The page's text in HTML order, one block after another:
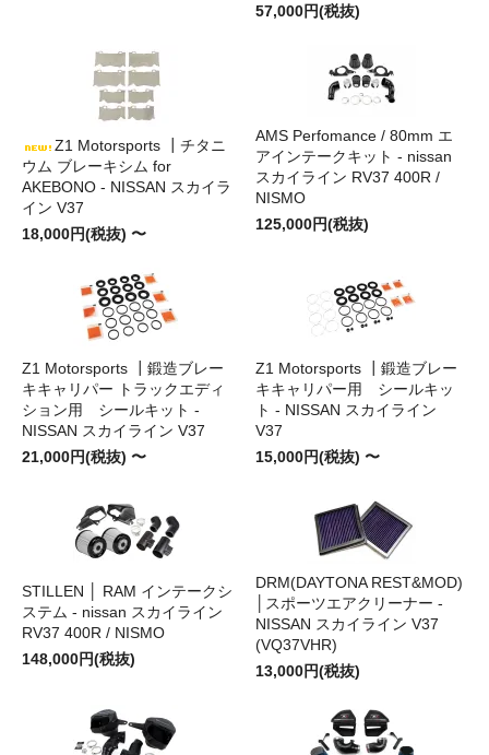
57,000円(税抜)
Z1 Motorsports ┃チタニ
ウム ブレーキシム for
AKEBONO - NISSAN スカイラ
イン V37
18,000円(税抜) 〜
AMS Perfomance / 80mm エ
アインテークキット - nissan
スカイライン RV37 400R /
NISMO
125,000円(税抜)
Z1 Motorsports ┃鍛造ブレー
キキャリパー トラックエディ
ション用 シールキット -
NISSAN スカイライン V37
21,000円(税抜) 〜
Z1 Motorsports ┃鍛造ブレー
キキャリパー用 シールキッ
ト - NISSAN スカイライン
V37
15,000円(税抜) 〜
STILLEN │ RAM インテークシ
ステム - nissan スカイライン
RV37 400R / NISMO
148,000円(税抜)
DRM(DAYTONA REST&MOD)
│スポーツエアクリーナー -
NISSAN スカイライン V37
(VQ37VHR)
13,000円(税抜)